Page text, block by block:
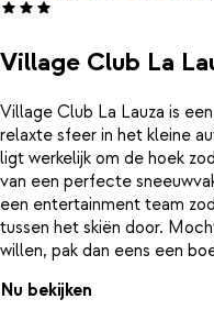
Village Club La
Village Club La Lauza is
relaxte sfeer in het kleine
ligt werkelijk om de hoek
van een perfecte
een entertainment team
tussen het skiën door.
willen, pak dan eens een
zon op het terras met een
kan het bijna niet worden.
Nu bekijken